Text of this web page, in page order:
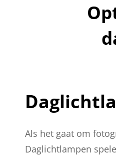
Als het gaat om
Daglichtlampen